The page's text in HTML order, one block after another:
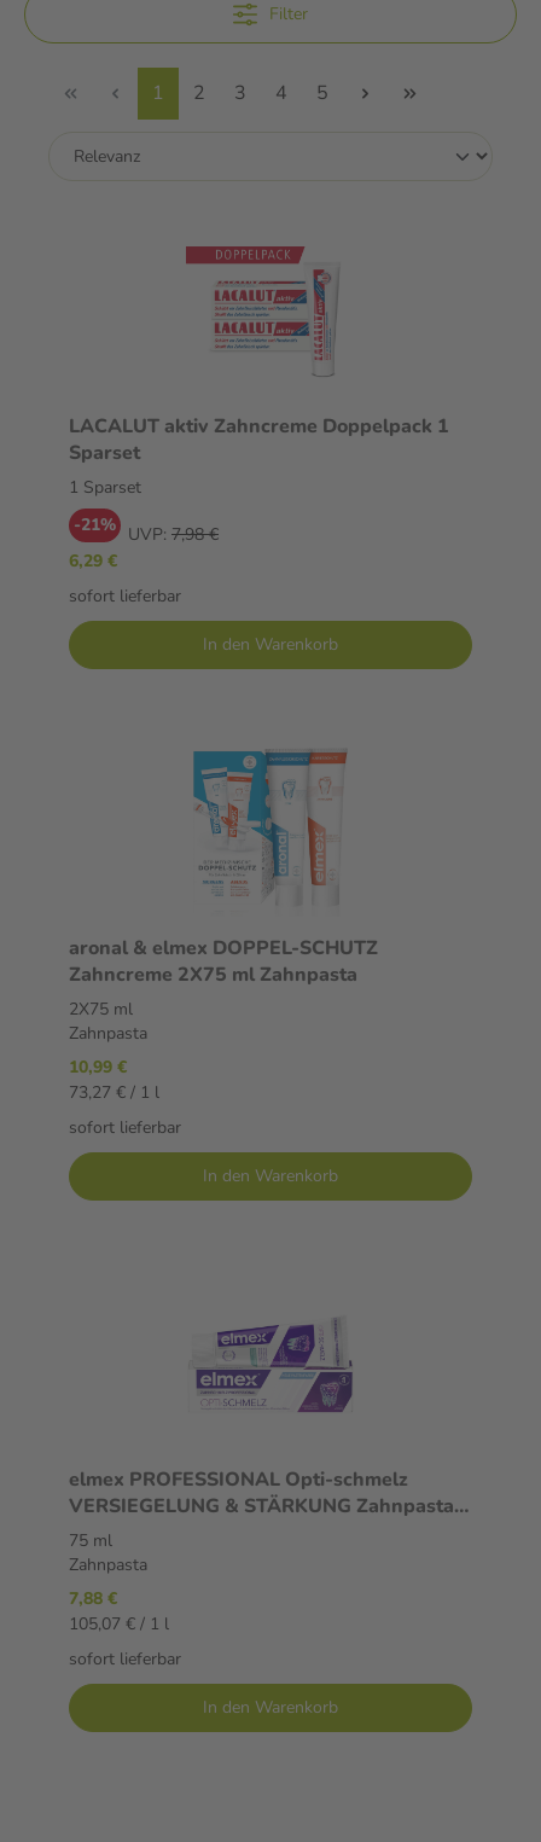
Filter
1 2 3 4 5
LACALUT aktiv Zahncreme Doppelpack 1
Sparset
1 Sparset
-21% UVP: 7,98 €
6,29 €
sofort lieferbar
In den Warenkorb
aronal & elmex DOPPEL-SCHUTZ
Zahncreme 2X75 ml Zahnpasta
2X75 ml
Zahnpasta
10,99 €
73,27 € / 1 l
sofort lieferbar
In den Warenkorb
elmex PROFESSIONAL Opti-schmelz
VERSIEGELUNG & STÄRKUNG Zahnpasta
75 ml Zahnpasta
75 ml
Zahnpasta
7,88 €
105,07 € / 1 l
sofort lieferbar
In den Warenkorb